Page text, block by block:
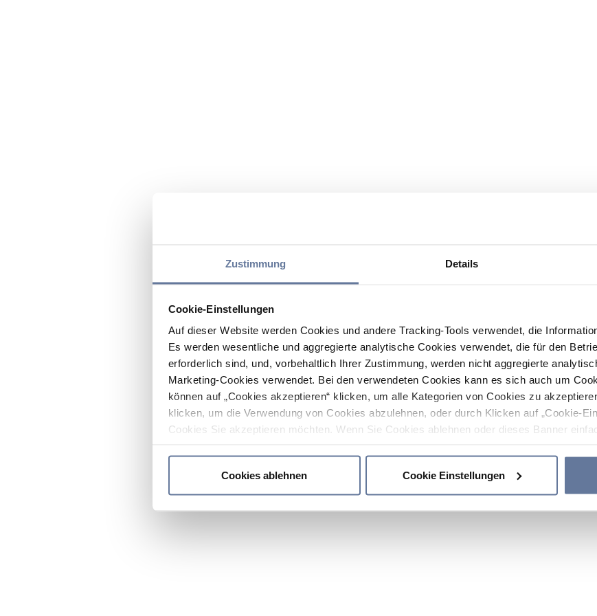
Zustimmung Details
Cookie-Einstellungen
Auf dieser Website werden Cookies und andere Tracking-Tools verwendet, die
Es werden wesentliche und aggregierte analytische Cookies verwendet, die für den
erforderlich sind, und, vorbehaltlich Ihrer Zustimmung, werden nicht aggregierte
Marketing-Cookies verwendet. Bei den verwendeten Cookies kann es sich auch um
können auf „Cookies akzeptieren“ klicken, um alle Kategorien von Cookies zu
klicken, um die Verwendung von Cookies abzulehnen, oder durch Klicken auf „Cookie-
Cookies Sie akzeptieren möchten. Wenn Sie Cookies ablehnen oder dieses Banner
Cookies ablehnen
Cookie Einstellungen